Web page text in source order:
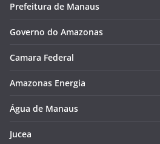
Prefeitura de Manaus
Governo do Amazonas
Camara Federal
Amazonas Energia
Água de Manaus
Jucea